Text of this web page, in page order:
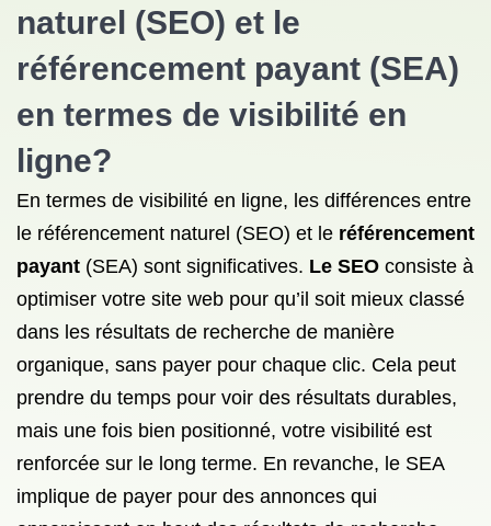
naturel (SEO) et le
référencement payant (SEA)
en termes de visibilité en
ligne?
En termes de visibilité en ligne, les différences entre
le référencement naturel (SEO) et le référencement
payant (SEA) sont significatives. Le SEO consiste à
optimiser votre site web pour qu’il soit mieux classé
dans les résultats de recherche de manière
organique, sans payer pour chaque clic. Cela peut
prendre du temps pour voir des résultats durables,
mais une fois bien positionné, votre visibilité est
renforcée sur le long terme. En revanche, le SEA
implique de payer pour des annonces qui